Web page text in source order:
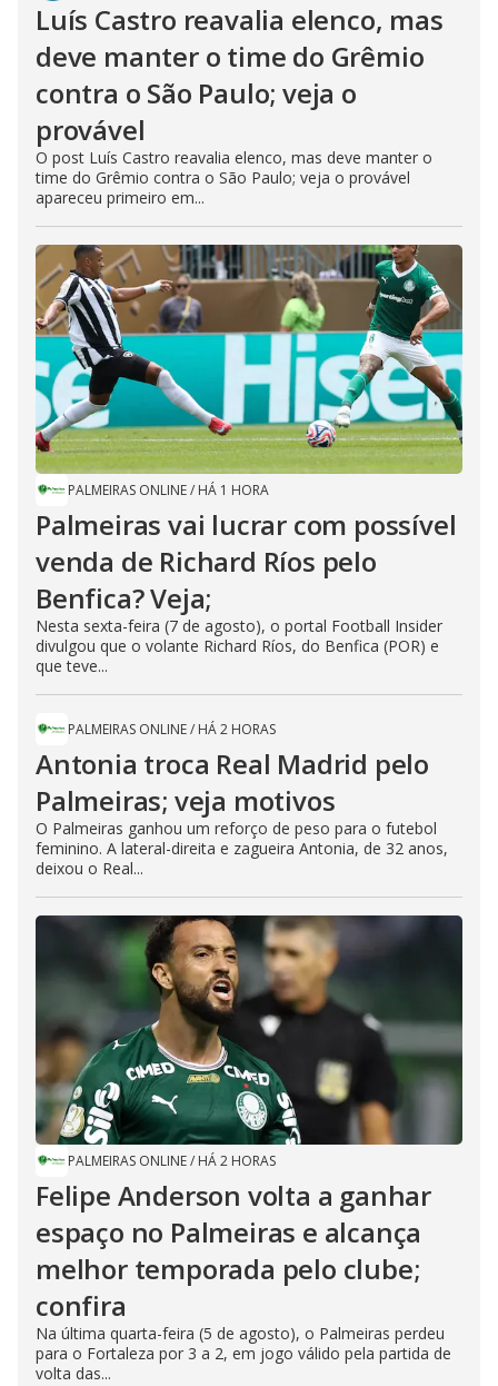
Luís Castro reavalia elenco, mas
deve manter o time do Grêmio
contra o São Paulo; veja o
provável
O post Luís Castro reavalia elenco, mas deve manter o
time do Grêmio contra o São Paulo; veja o provável
apareceu primeiro em...
PALMEIRAS ONLINE/ HÁ 1 HORA
Palmeiras vai lucrar com possível
venda de Richard Ríos pelo
Benfica? Veja;
Nesta sexta-feira (7 de agosto), o portal Football Insider
divulgou que o volante Richard Ríos, do Benfica (POR) e
que teve...
PALMEIRAS ONLINE/ HÁ 2 HORAS
Antonia troca Real Madrid pelo
Palmeiras; veja motivos
O Palmeiras ganhou um reforço de peso para o futebol
feminino. A lateral-direita e zagueira Antonia, de 32 anos,
deixou o Real...
PALMEIRAS ONLINE/ HÁ 2 HORAS
Felipe Anderson volta a ganhar
espaço no Palmeiras e alcança
melhor temporada pelo clube;
confira
Na última quarta-feira (5 de agosto), o Palmeiras perdeu
para o Fortaleza por 3 a 2, em jogo válido pela partida de
volta das...